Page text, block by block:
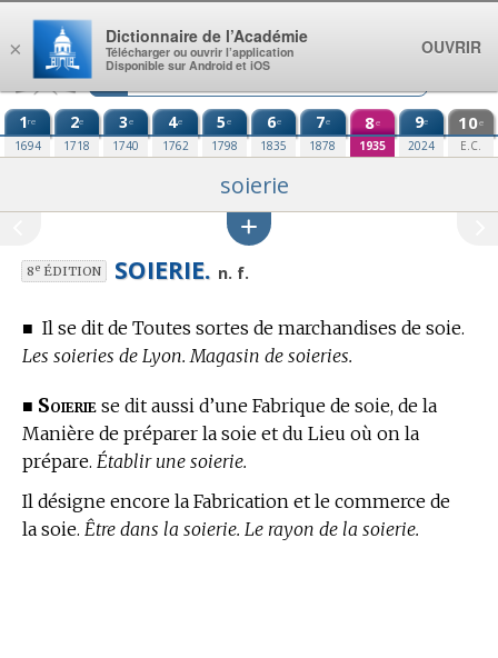
Aller au contenu
1re
1694
2e
1718
3e
1740
4e
1762
5e
1798
6e
1835
7e
1878
8e
1935
9e
2024
10e
E.C.
soierie
8eÉDITION SOIERIE. n. f.
■ Il se dit de Toutes sortes de marchandises de soie.
Les soieries de Lyon. Magasin de soieries.
■ Soierie se dit aussi d’une Fabrique de soie, de la
Manière de préparer la soie et du Lieu où on la
prépare. Établir une soierie.
Il désigne encore la Fabrication et le commerce de
la soie. Être dans la soierie. Le rayon de la soierie.
×
Dictionnaire de l’Académie
Télécharger ou ouvrir l’application
Disponible sur Android et iOS
OUVRIR